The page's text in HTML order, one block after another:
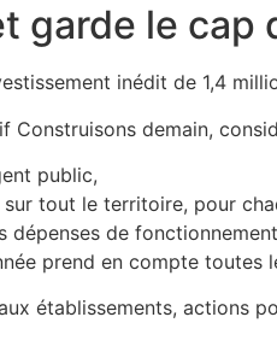
garde le cap
inédit de 1,4
Construisons demain,
public,
sur tout le territoire, pour
dépenses de
prend en compte toutes
établissements, actions